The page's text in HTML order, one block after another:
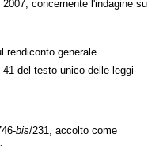
concernente l'indagine su
rendiconto generale
del testo unico delle leggi
bis/231, accolto come